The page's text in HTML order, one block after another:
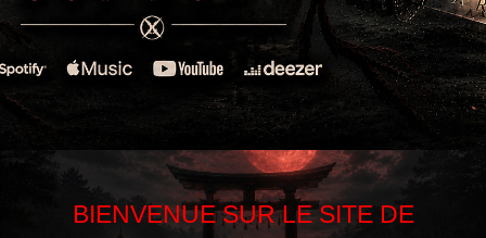
BIENVENUE SUR LE SITE DE